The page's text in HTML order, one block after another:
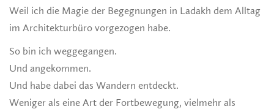
Weil ich die Magie der Begegnungen in Ladakh dem Alltag
im Architekturbüro vorgezogen habe.
So bin ich weggegangen.
Und angekommen.
Und habe dabei das Wandern entdeckt.
Weniger als eine Art der Fortbewegung, vielmehr als